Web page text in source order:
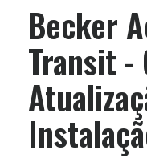
Becker
Transit -